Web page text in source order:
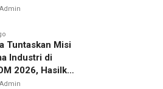
Admin
Tuntaskan Misi
Industri di
2026, Hasilkan
Sama
Admin